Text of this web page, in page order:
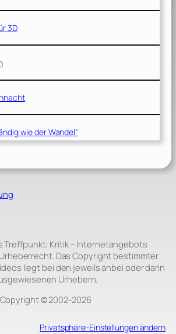
3D
wie der Wandel“
Treffpunkt: Kritik – Internetangebots
Das Copyright bestimmter
liegt bei den jeweils anbei oder darin
Urhebern.
Copyright © 2002‑2026
Privatsphäre-Einstellungen ändern